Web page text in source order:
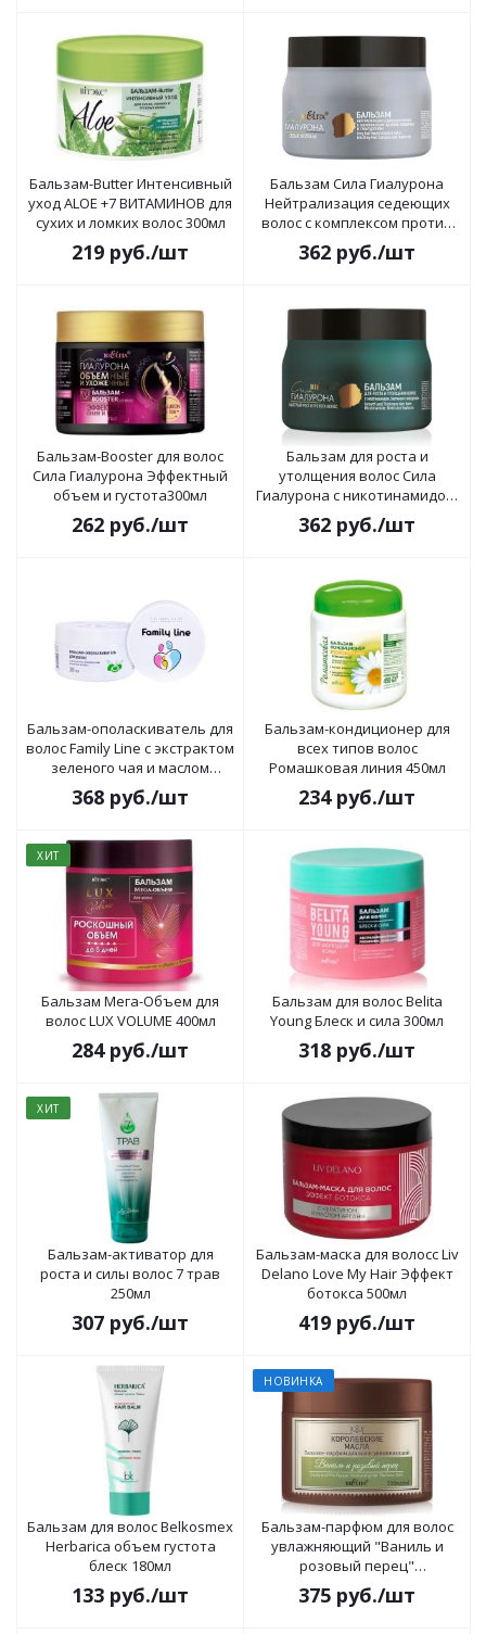
Бальзам-Butter Интенсивный
уход ALOE +7 ВИТАМИНОВ для
сухих и ломких волос 300мл
219 руб./шт
Бальзам Сила Гиалурона
Нейтрализация седеющих
волос с комплексом против
седины 300мл
362 руб./шт
Бальзам-Booster для волос
Сила Гиалурона Эффектный
объем и густота300мл
262 руб./шт
Бальзам для роста и
утолщения волос Сила
Гиалурона с никотинамидом,
биотином и гиалуроном
300мл
362 руб./шт
Бальзам-ополаскиватель для
волос Family Line с экстрактом
зеленого чая и маслом
арганы 300 мл
368 руб./шт
Бальзам-кондиционер для
всех типов волос
Ромашковая линия 450мл
234руб./шт
ХИТ
Бальзам Мега-Объем для
волос LUX VOLUME 400мл
284руб./шт
Бальзам для волос Belita
Young Блеск и сила 300мл
318 руб./шт
ХИТ
Бальзам-активатор для
роста и силы волос 7 трав
250мл
307 руб./шт
Бальзам-маска для волосс Liv
Delano Love My Hair Эффект
ботокса 500мл
419 руб./шт
Бальзам для волос Belkosmex
Herbarica объем густота
блеск 180мл
133 руб./шт
НОВИНКА
Бальзам-парфюм для волос
увлажняющий "Ваниль и
розовый перец"
Королевские масла 300мл
375 руб./шт